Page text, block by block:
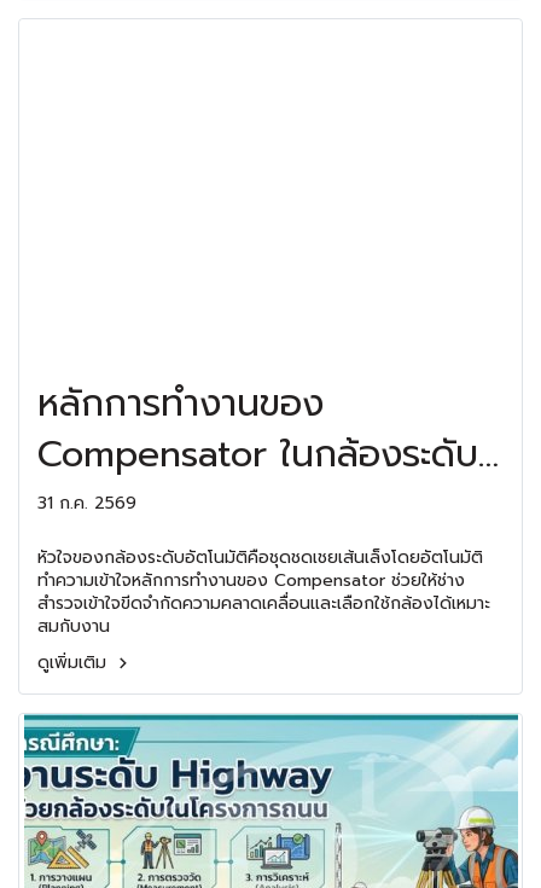
หลักการทำงานของ
Compensator ในกล้องระดับ
Auto Level
31 ก.ค. 2569
หัวใจของกล้องระดับอัตโนมัติคือชุดชดเชยเส้นเล็งโดยอัตโนมัติ
ทำความเข้าใจหลักการทำงานของ Compensator ช่วยให้ช่าง
สำรวจเข้าใจขีดจำกัดความคลาดเคลื่อนและเลือกใช้กล้องได้เหมาะ
สมกับงาน
ดูเพิ่มเติม